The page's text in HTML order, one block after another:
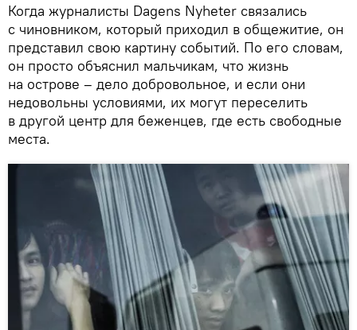
Когда журналисты Dagens Nyheter связались
с чиновником, который приходил в общежитие, он
представил свою картину событий. По его словам,
он просто объяснил мальчикам, что жизнь
на острове – дело добровольное, и если они
недовольны условиями, их могут переселить
в другой центр для беженцев, где есть свободные
места.